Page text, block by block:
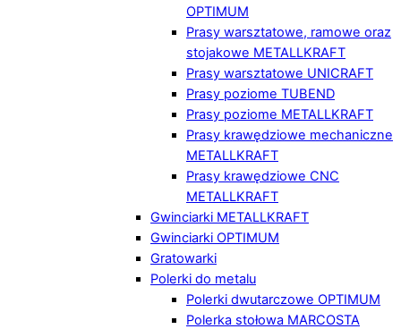
OPTIMUM
Prasy warsztatowe, ramowe oraz
stojakowe METALLKRAFT
Prasy warsztatowe UNICRAFT
Prasy poziome TUBEND
Prasy poziome METALLKRAFT
Prasy krawędziowe mechaniczne
METALLKRAFT
Prasy krawędziowe CNC
METALLKRAFT
Gwinciarki METALLKRAFT
Gwinciarki OPTIMUM
Gratowarki
Polerki do metalu
Polerki dwutarczowe OPTIMUM
Polerka stołowa MARCOSTA